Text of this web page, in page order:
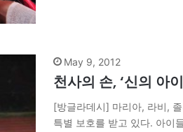
May 9, 2012
천사의 손, ‘신의 아
[방글라데시] 마리아, 라비,
특별 보호를 받고 있다. 아이